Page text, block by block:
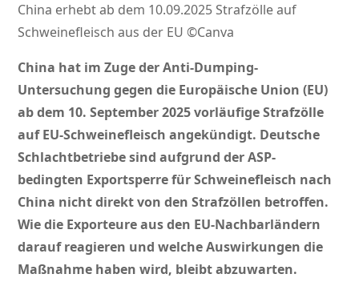
China erhebt ab dem 10.09.2025 Strafzölle auf
Schweinefleisch aus der EU ©Canva
China hat im Zuge der Anti-Dumping-
Untersuchung gegen die Europäische Union (EU)
ab dem 10. September 2025 vorläufige Strafzölle
auf EU-Schweinefleisch angekündigt. Deutsche
Schlachtbetriebe sind aufgrund der ASP-
bedingten Exportsperre für Schweinefleisch nach
China nicht direkt von den Strafzöllen betroffen.
Wie die Exporteure aus den EU-Nachbarländern
darauf reagieren und welche Auswirkungen die
Maßnahme haben wird, bleibt abzuwarten.